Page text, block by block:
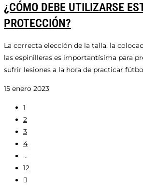
¿CÓMO DEBE UTILIZARSE
PROTECCIÓN?
La correcta elección de la talla, la
las espinilleras es importantísima para
sufrir lesiones a la hora de practicar
15 enero 2023
1
2
3
4
…
12
Ir